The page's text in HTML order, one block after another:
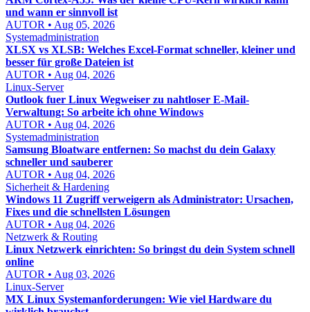
und wann er sinnvoll ist
AUTOR • Aug 05, 2026
Systemadministration
XLSX vs XLSB: Welches Excel-Format schneller, kleiner und
besser für große Dateien ist
AUTOR • Aug 04, 2026
Linux-Server
Outlook fuer Linux Wegweiser zu nahtloser E-Mail-
Verwaltung: So arbeite ich ohne Windows
AUTOR • Aug 04, 2026
Systemadministration
Samsung Bloatware entfernen: So machst du dein Galaxy
schneller und sauberer
AUTOR • Aug 04, 2026
Sicherheit & Hardening
Windows 11 Zugriff verweigern als Administrator: Ursachen,
Fixes und die schnellsten Lösungen
AUTOR • Aug 04, 2026
Netzwerk & Routing
Linux Netzwerk einrichten: So bringst du dein System schnell
online
AUTOR • Aug 03, 2026
Linux-Server
MX Linux Systemanforderungen: Wie viel Hardware du